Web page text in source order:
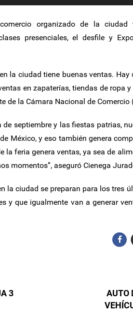
organizado de la ciudad
presenciales, el desfile y
la ciudad tiene buenas ventas. Hay
en zapaterías, tiendas de ropa
de la Cámara Nacional de Comercio
de septiembre y las fiestas patrias,
México, y eso también genera
la feria genera ventas, ya sea de
momentos”, aseguró Cienega
la ciudad se preparan para los tres
y que igualmente van a generar
3
AUTO